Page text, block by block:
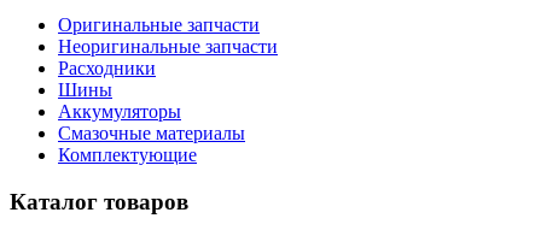
Оригинальные запчасти
Неоригинальные запчасти
Расходники
Шины
Аккумуляторы
Смазочные материалы
Комплектующие
Каталог товаров